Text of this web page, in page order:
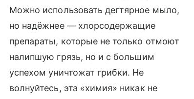
Можно использовать дегтярное мыло,
но надёжнее — хлорсодержащие
препараты, которые не только отмоют
налипшую грязь, но и с большим
успехом уничтожат грибки. Не
волнуйтесь, эта «химия» никак не